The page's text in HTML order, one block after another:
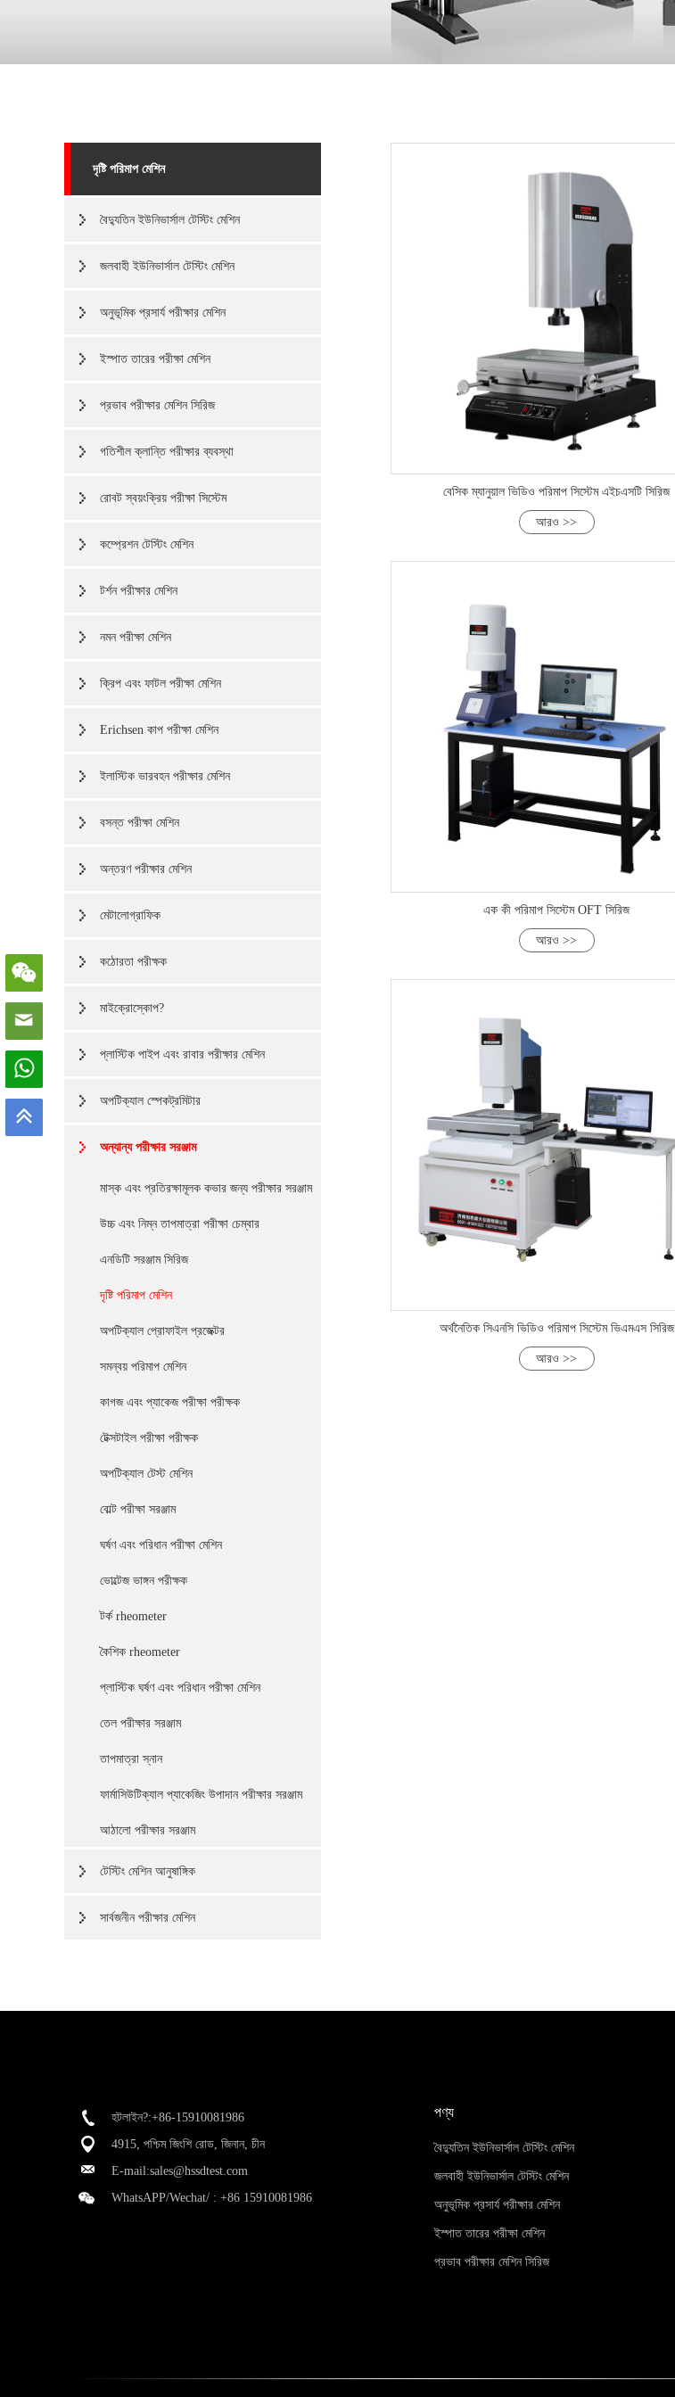
দৃষ্টি পরিমাপ মেশিন
বৈদ্যুতিন ইউনিভার্সাল টেস্টিং মেশিন
জলবাহী ইউনিভার্সাল টেস্টিং মেশিন
অনুভূমিক প্রসার্য পরীক্ষার মেশিন
ইস্পাত তারের পরীক্ষা মেশিন
প্রভাব পরীক্ষার মেশিন সিরিজ
গতিশীল ক্লান্তি পরীক্ষার ব্যবস্থা
রোবট স্বয়ংক্রিয় পরীক্ষা সিস্টেম
কম্প্রেশন টেস্টিং মেশিন
টর্শন পরীক্ষার মেশিন
নমন পরীক্ষা মেশিন
ক্রিপ এবং ফাটল পরীক্ষা মেশিন
Erichsen কাপ পরীক্ষা মেশিন
ইলাস্টিক ভারবহন পরীক্ষার মেশিন
বসন্ত পরীক্ষা মেশিন
অন্তরণ পরীক্ষার মেশিন
মেটালোগ্রাফিক
কঠোরতা পরীক্ষক
মাইক্রোস্কোপ?
প্লাস্টিক পাইপ এবং রাবার পরীক্ষার মেশিন
অপটিক্যাল স্পেকট্রমিটার
অন্যান্য পরীক্ষার সরঞ্জাম
মাস্ক এবং প্রতিরক্ষামূলক কভার জন্য পরীক্ষার সরঞ্জাম
উচ্চ এবং নিম্ন তাপমাত্রা পরীক্ষা চেম্বার
এনডিটি সরঞ্জাম সিরিজ
দৃষ্টি পরিমাপ মেশিন
অপটিক্যাল প্রোফাইল প্রজেক্টর
সমন্বয় পরিমাপ মেশিন
কাগজ এবং প্যাকেজ পরীক্ষা পরীক্ষক
টেক্সটাইল পরীক্ষা পরীক্ষক
অপটিক্যাল টেস্ট মেশিন
বোল্ট পরীক্ষা সরঞ্জাম
ঘর্ষণ এবং পরিধান পরীক্ষা মেশিন
ভোল্টেজ ভাঙ্গন পরীক্ষক
টর্ক rheometer
কৈশিক rheometer
প্লাস্টিক ঘর্ষণ এবং পরিধান পরীক্ষা মেশিন
তেল পরীক্ষার সরঞ্জাম
তাপমাত্রা স্নান
ফার্মাসিউটিক্যাল প্যাকেজিং উপাদান পরীক্ষার সরঞ্জাম
আঠালো পরীক্ষার সরঞ্জাম
টেস্টিং মেশিন আনুষাঙ্গিক
সার্বজনীন পরীক্ষার মেশিন
বেসিক ম্যানুয়াল ভিডিও পরিমাপ সিস্টেম এইচএসটি সিরিজ
আরও >>
এক কী পরিমাপ সিস্টেম OFT সিরিজ
আরও >>
অর্থনৈতিক সিএনসি ভিডিও পরিমাপ সিস্টেম ভিএমএস সিরিজ
আরও >>
হটলাইন?:+86-15910081986
4915, পশ্চিম জিংশি রোড, জিনান, চীন
E-mail:sales@hssdtest.com
WhatsAPP/Wechat/ : +86 15910081986
পণ্য
বৈদ্যুতিন ইউনিভার্সাল টেস্টিং মেশিন
জলবাহী ইউনিভার্সাল টেস্টিং মেশিন
অনুভূমিক প্রসার্য পরীক্ষার মেশিন
ইস্পাত তারের পরীক্ষা মেশিন
প্রভাব পরীক্ষার মেশিন সিরিজ